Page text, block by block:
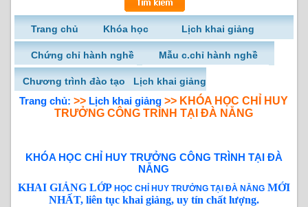
Trang chủ Khóa học Lịch khai giảng
Chứng chỉ hành nghề Mẫu c.chỉ hành nghề
Chương trình đào tạo Lịch khai giảng
Trang chủ: >> Lịch khai giảng >> KHÓA HỌC CHỈ HUY
TRƯỞNG CÔNG TRÌNH TẠI ĐÀ NẴNG
KHÓA HỌC CHỈ HUY TRƯỞNG CÔNG TRÌNH TẠI ĐÀ
NẴNG
KHAI GIẢNG LỚP HỌC CHỈ HUY TRƯỞNG TẠI ĐÀ NẴNGMỚI
NHẤT, liên tục khai giảng, uy tín chất lượng.